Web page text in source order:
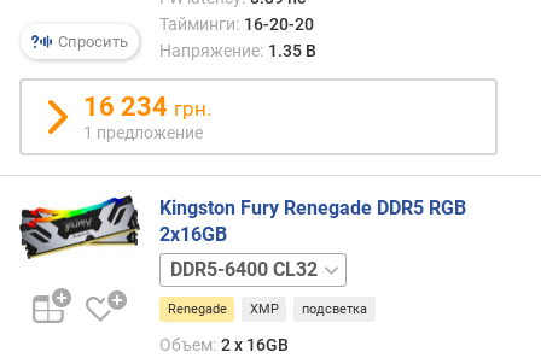
н
о
с
т
и
о
т
д
ш
е
Спросить
Тайминги: 16-20-20
Напряжение: 1.35 В
16 234 грн.
1 предложение
Kingston Fury Renegade DDR5 RGB
2x16GB
DDR5-
7200
CL38
DDR5-
Renegade XMP подсветка
Объем: 2 х 16GB